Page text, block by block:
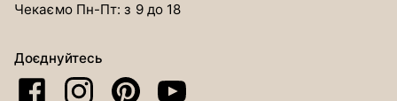
Чекаємо Пн-Пт: з 9 до 18
Доєднуйтесь